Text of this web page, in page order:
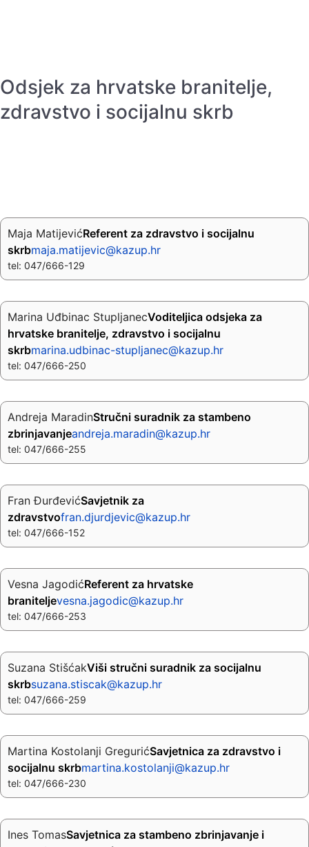
Odsjek za hrvatske branitelje,
zdravstvo i socijalnu skrb
Maja MatijevićReferent za zdravstvo i socijalnu
skrbmaja.matijevic@kazup.hr
tel: 047/666-129
Marina Uđbinac StupljanecVoditeljica odsjeka za
hrvatske branitelje, zdravstvo i socijalnu
skrbmarina.udbinac-stupljanec@kazup.hr
tel: 047/666-250
Andreja MaradinStručni suradnik za stambeno
zbrinjavanjeandreja.maradin@kazup.hr
tel: 047/666-255
Fran ĐurđevićSavjetnik za
zdravstvofran.djurdjevic@kazup.hr
tel: 047/666-152
Vesna JagodićReferent za hrvatske
braniteljevesna.jagodic@kazup.hr
tel: 047/666-253
Suzana StišćakViši stručni suradnik za socijalnu
skrbsuzana.stiscak@kazup.hr
tel: 047/666-259
Martina Kostolanji GregurićSavjetnica za zdravstvo i
socijalnu skrbmartina.kostolanji@kazup.hr
tel: 047/666-230
Ines TomasSavjetnica za stambeno zbrinjavanje i